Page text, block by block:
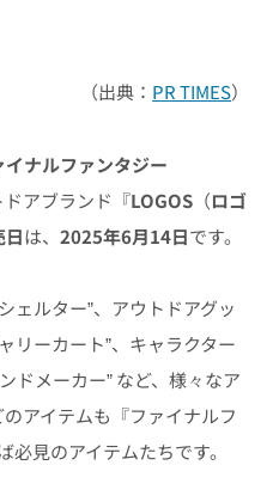
（出典： PR TIMES）
イナルファンタジー
アブランド『LOGOS（ロゴ
日は、 2025年6月14日です。
ェルター”、アウトドアグッ
リーカート”、キャラクター
ドメーカー” など、様々なア
アイテムも『ファイナルフ
必見のアイテムたちです。